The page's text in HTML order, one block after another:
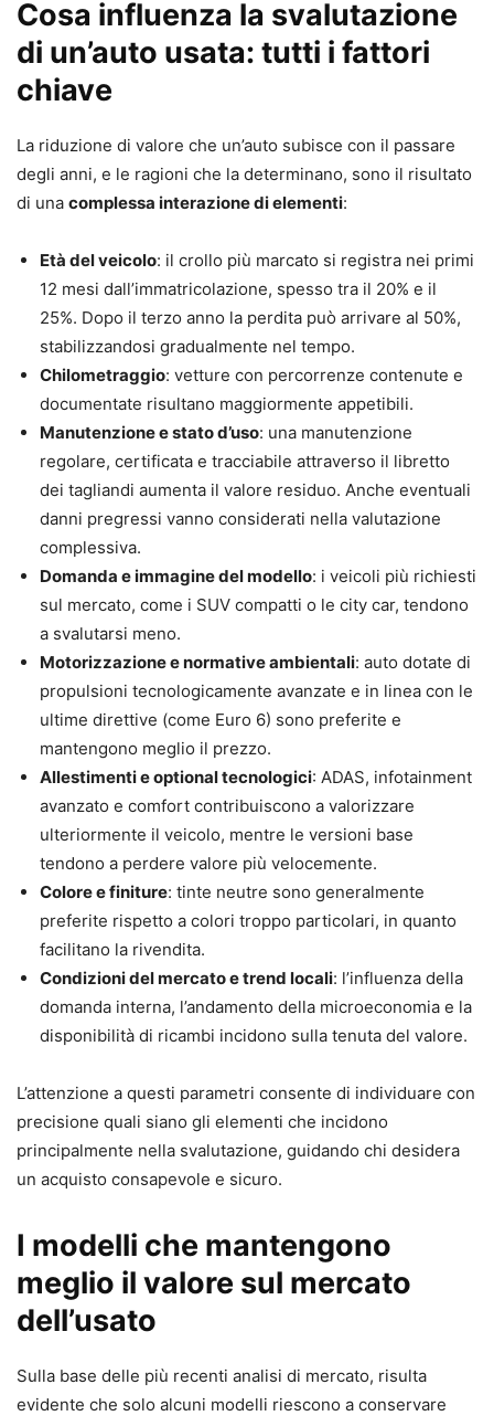
Cosa influenza la svalutazione
di un’auto usata: tutti i fattori
chiave
La riduzione di valore che un’auto subisce con il passare
degli anni, e le ragioni che la determinano, sono il risultato
di una complessa interazione di elementi:
Età del veicolo: il crollo più marcato si registra nei primi
12 mesi dall’immatricolazione, spesso tra il 20% e il
25%. Dopo il terzo anno la perdita può arrivare al 50%,
stabilizzandosi gradualmente nel tempo.
Chilometraggio: vetture con percorrenze contenute e
documentate risultano maggiormente appetibili.
Manutenzione e stato d’uso: una manutenzione
regolare, certificata e tracciabile attraverso il libretto
dei tagliandi aumenta il valore residuo. Anche eventuali
danni pregressi vanno considerati nella valutazione
complessiva.
Domanda e immagine del modello: i veicoli più richiesti
sul mercato, come i SUV compatti o le city car, tendono
a svalutarsi meno.
Motorizzazione e normative ambientali: auto dotate di
propulsioni tecnologicamente avanzate e in linea con le
ultime direttive (come Euro 6) sono preferite e
mantengono meglio il prezzo.
Allestimenti e optional tecnologici: ADAS, infotainment
avanzato e comfort contribuiscono a valorizzare
ulteriormente il veicolo, mentre le versioni base
tendono a perdere valore più velocemente.
Colore e finiture: tinte neutre sono generalmente
preferite rispetto a colori troppo particolari, in quanto
facilitano la rivendita.
Condizioni del mercato e trend locali: l’influenza della
domanda interna, l’andamento della microeconomia e la
disponibilità di ricambi incidono sulla tenuta del valore.
L’attenzione a questi parametri consente di individuare con
precisione quali siano gli elementi che incidono
principalmente nella svalutazione, guidando chi desidera
un acquisto consapevole e sicuro.
I modelli che mantengono
meglio il valore sul mercato
dell’usato
Sulla base delle più recenti analisi di mercato, risulta
evidente che solo alcuni modelli riescono a conservare